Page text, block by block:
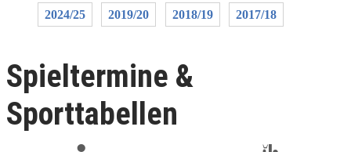
2024/25 2019/20 2018/19 2017/18
Spieltermine &
Sporttabellen